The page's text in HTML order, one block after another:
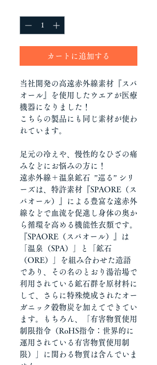
カートに追加する
当社開発の高遠赤外線素材『スパ
オール』を使用したウエアが医療
機器になりました！
こちらの製品にも同じ素材が使わ
れています。
足元の冷えや、慢性的なひざの痛
みなどにお悩みの方に！
遠赤外線＋温泉鉱石 ”巡る” シリ
ーズは、特許素材『SPAORE（ス
パオール）』による豊富な遠赤外
線などで血流を促進し身体の奥か
ら循環を高める機能性衣類です。
『SPAORE（スパオール）』は
「温泉（SPA）」と「鉱石
（ORE）」を組み合わせた造語
であり、その名のとおり湯治場で
利用されている鉱石群を原材料に
して、さらに特殊焼成されたオー
ガニック穀物炭を加えてできてい
ます。もちろん、「有害物質使用
制限指令（RoHS指令：世界的に
運用されている有害物質使用制
限）」に関わる物質は含んでいま